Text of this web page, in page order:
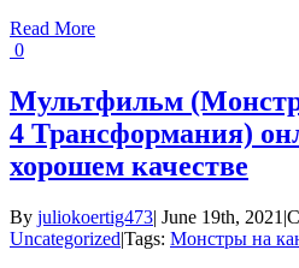
Read More
0
Мультфильм
4 Трансформания)
хорошем качестве
By juliokoertig473| June 19th, 2021 |
Uncategorized|Tags: Монстры на